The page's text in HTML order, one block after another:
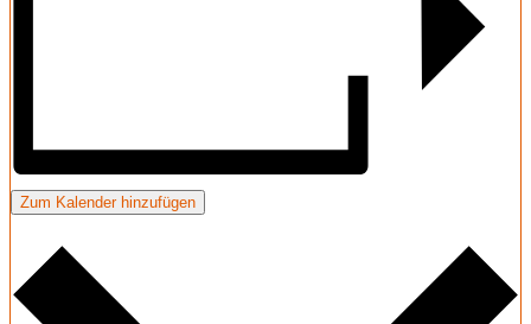
Zum Kalender hinzufügen